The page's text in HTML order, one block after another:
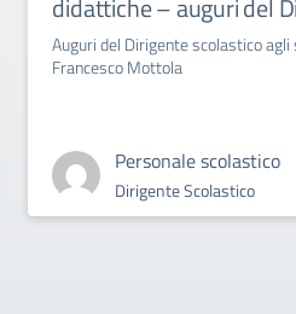
didattiche – auguri del
Auguri del Dirigente scolastico
Francesco Mottola
Personale scolastico
Dirigente Scolastico